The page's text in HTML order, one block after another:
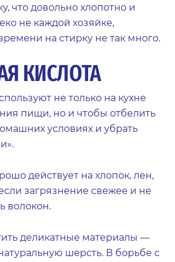
что довольно хлопотно и
не каждой хозяйке,
на стирку не так много.
КИСЛОТА
не только на кухне
пищи, но и чтобы отбелить
условиях и убрать
действует на хлопок, лен,
загрязнение свежее и не
волокон.
деликатные материалы —
шерсть. В борьбе с